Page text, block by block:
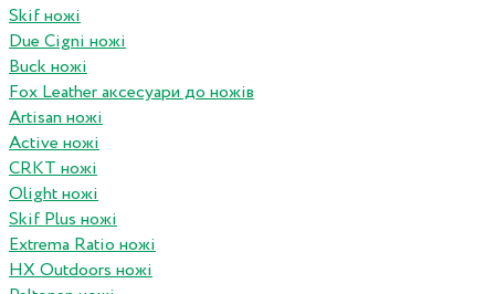
Skif ножі
Due Cigni ножі
Buck ножі
Fox Leather аксесуари до ножів
Artisan ножі
Active ножі
CRKT ножі
Olight ножі
Skif Plus ножі
Extrema Ratio ножі
HX Outdoors ножі